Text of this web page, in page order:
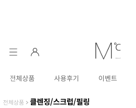
전체상품 사용후기 이벤트
전체상품 > 클렌징/스크럽/필링